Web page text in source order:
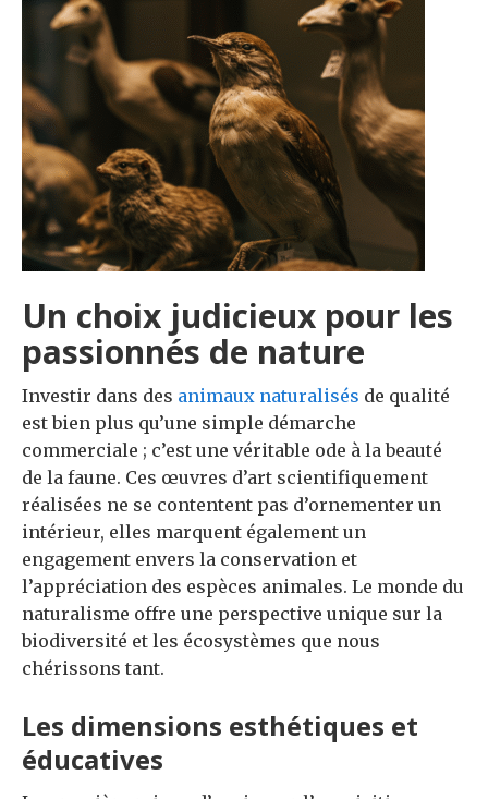
Un choix judicieux pour les
passionnés de nature
Investir dans des animaux naturalisés de qualité
est bien plus qu’une simple démarche
commerciale ; c’est une véritable ode à la beauté
de la faune. Ces œuvres d’art scientifiquement
réalisées ne se contentent pas d’ornementer un
intérieur, elles marquent également un
engagement envers la conservation et
l’appréciation des espèces animales. Le monde du
naturalisme offre une perspective unique sur la
biodiversité et les écosystèmes que nous
chérissons tant.
Les dimensions esthétiques et
éducatives